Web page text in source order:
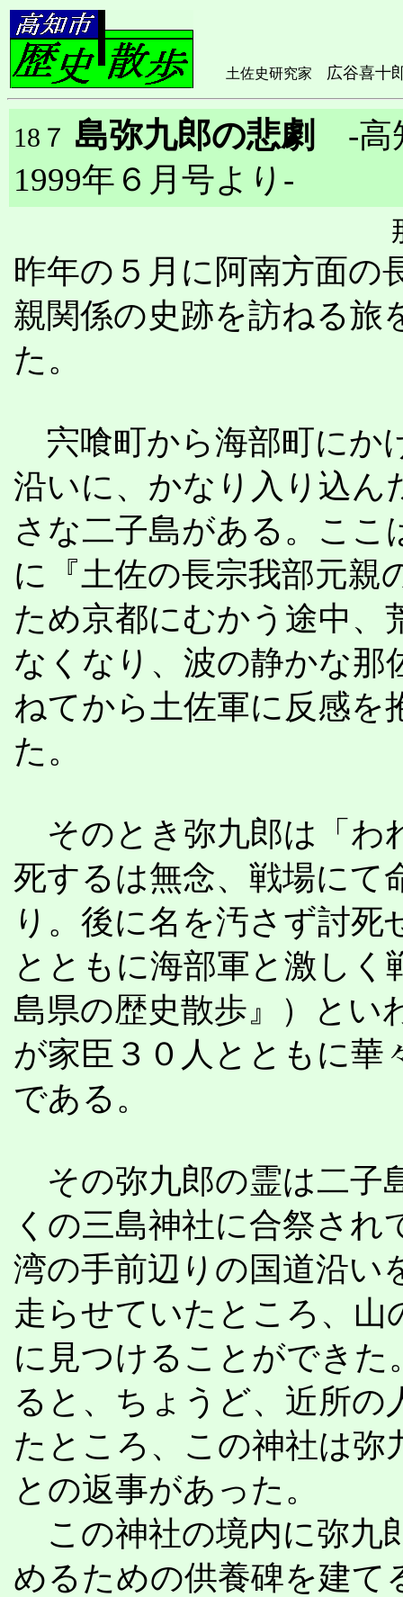
土佐史研究家 広谷喜十
18７ 島弥九郎の悲劇
-高
1999年６月号より-
昨年の５月に阿南方面の
親関係の史跡を訪ねる旅
た。
宍喰町から海部町にか
沿いに、かなり入り込ん
さな二子島がある。ここ
に『土佐の長宗我部元親
ため京都にむかう途中、
なくなり、波の静かな那
ねてから土佐軍に反感を
た。
そのとき弥九郎は「わ
死するは無念、戦場にて
り。後に名を汚さず討
とともに海部軍と激しく
島県の歴史散歩』）とい
が家臣３０人とともに華
である。
その弥九郎の霊は二子
くの三島神社に合祭さ
湾の手前辺りの国道沿い
走らせていたところ、
に見つけることができ
ると、ちょうど、近所
たところ、この神社は弥
との返事があった。
この神社の境内に弥九
めるための供養碑を建て